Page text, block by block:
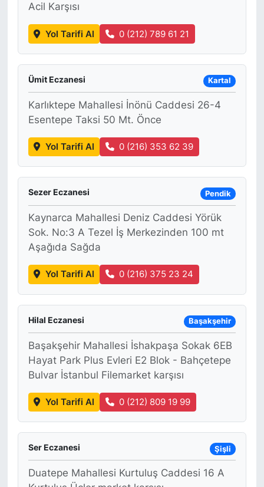
Acil Karşısı
Yol Tarifi Al 0 (212) 789 61 21
Ümit Eczanesi Kartal
Karlıktepe Mahallesi İnönü Caddesi 26-4
Esentepe Taksi 50 Mt. Önce
Yol Tarifi Al 0 (216) 353 62 39
Sezer Eczanesi Pendik
Kaynarca Mahallesi Deniz Caddesi Yörük
Sok. No:3 A Tezel İş Merkezinden 100 mt
Aşağıda Sağda
Yol Tarifi Al 0 (216) 375 23 24
Hilal Eczanesi Başakşehir
Başakşehir Mahallesi İshakpaşa Sokak 6EB
Hayat Park Plus Evleri E2 Blok - Bahçetepe
Bulvar İstanbul Filemarket karşısı
Yol Tarifi Al 0 (212) 809 19 99
Ser Eczanesi Şişli
Duatepe Mahallesi Kurtuluş Caddesi 16 A